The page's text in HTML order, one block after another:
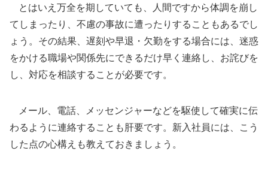
とはいえ万全を期していても、人間ですから体調を崩し
てしまったり、不慮の事故に遭ったりすることもあるでし
ょう。その結果、遅刻や早退・欠勤をする場合には、迷惑
をかける職場や関係先にできるだけ早く連絡し、お詫びを
し、対応を相談することが必要です。
メール、電話、メッセンジャーなどを駆使して確実に伝
わるように連絡することも肝要です。新入社員には、こう
した点の心構えも教えておきましょう。